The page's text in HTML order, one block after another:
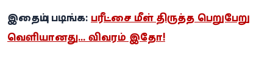
இதையும் படிங்க: பரீட்சை மீள் திருத்த பெறுபேறு
வெளியானது... விவரம் இதோ!